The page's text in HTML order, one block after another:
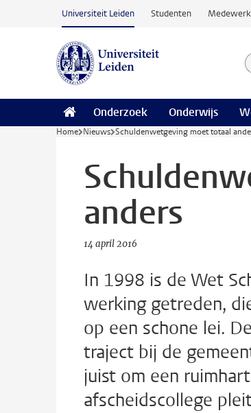
Ga naar hoofdinhoud
Universiteit Leiden Studenten
Onderzoek Onderwijs
Home Nieuws Schuldenwetgeving moet totaal
anders
14 april 2016
In 1998 is de Wet
werking getreden,
op een schone lei.
traject bij de
juist om een
afscheidscollege